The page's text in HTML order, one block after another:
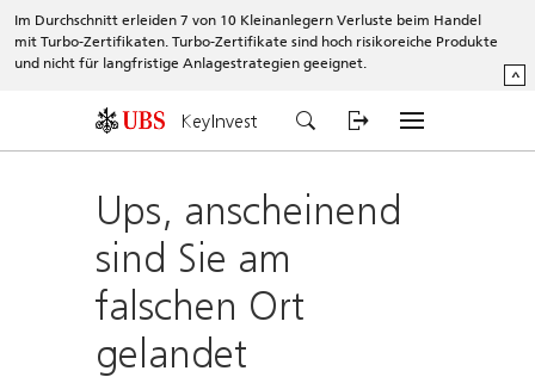
Im Durchschnitt erleiden 7 von 10 Kleinanlegern Verluste beim Handel
mit Turbo-Zertifikaten. Turbo-Zertifikate sind hoch risikoreiche Produkte
und nicht für langfristige Anlagestrategien geeignet.
^
KeyInvest
Ups, anscheinend
sind Sie am
falschen Ort
gelandet